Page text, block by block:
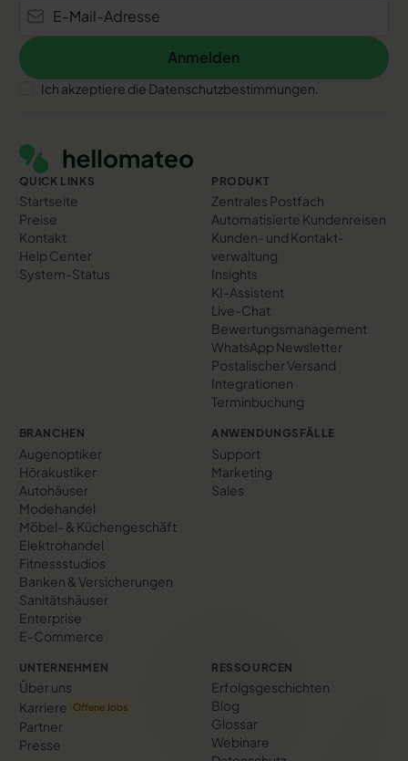
Anmelden
Anmelden
Ich akzeptiere die Datenschutzbestimmungen.
QUICK LINKS
Startseite
Preise
Kontakt
Help Center
System-Status
PRODUKT
Zentrales Postfach
Automatisierte Kundenreisen
Kunden- und Kontakt­
verwaltung
Insights
KI-Assistent
Live-Chat
Bewertungs­management
WhatsApp Newsletter
Postalischer Versand
Integrationen
Terminbuchung
BRANCHEN
Augenoptiker
Hörakustiker
Autohäuser
Modehandel
Möbel- & Küchengeschäft
Elektrohandel
Fitnessstudios
Banken & Versicherungen
Sanitätshäuser
Enterprise
E-Commerce
ANWENDUNGSFÄLLE
Support
Marketing
Sales
UNTERNEHMEN
Über uns
Karriere
Offene Jobs
Partner
Presse
RESSOURCEN
Erfolgs­geschichten
Blog
Glossar
Webinare